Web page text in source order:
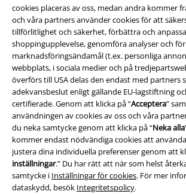
cookies placeras av oss, medan andra kommer
och våra partners använder cookies för att
tillförlitlighet och säkerhet, förbättra och
shoppingupplevelse, genomföra analyser och för
marknadsföringsändamål (t.ex. personliga
webbplats, i sociala medier och på
överförs till USA delas den endast med partners
adekvansbeslut enligt gällande EU-lagstiftning
certifierade. Genom att klicka på “Acceptera”
användningen av cookies av oss och våra
du neka samtycke genom att klicka på “Neka alla
kommer endast nödvändiga cookies att
justera dina individuella preferenser genom att
inställningar.” Du har rätt att när som helst
samtycke i Inställningar för cookies. För mer
dataskydd, besök Integritetspolicy.
Juridisk information/Villkor
Villkor
Om oss
Ladda ner villkoren
Avfallshantering och miljöskydd